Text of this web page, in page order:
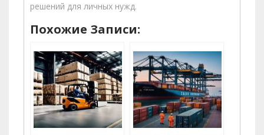
решений для личных нужд.
Похожие Записи: